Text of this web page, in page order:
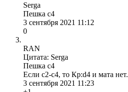
Serga
Пешка с4
3 сентября 2021 11:12
0
RAN
Цитата: Serga
Пешка с4
Если с2-с4, то Кр:d4 и мата
3 сентября 2021 11:23